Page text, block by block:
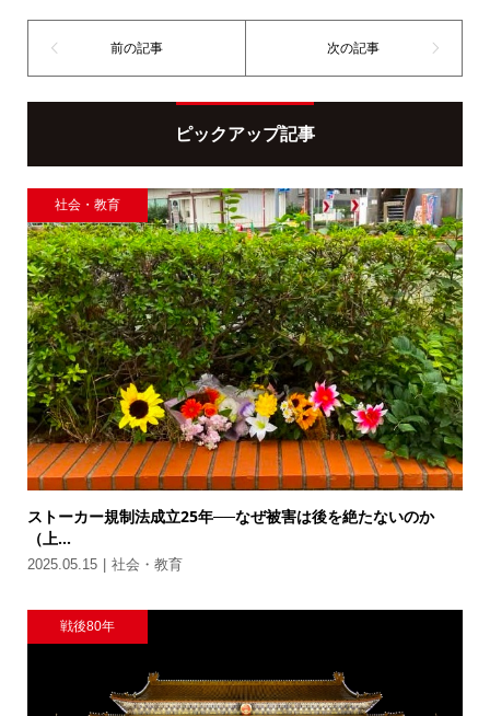
ピックアップ記事
社会・教育
ストーカー規制法成立25年──なぜ被害は後を絶たないのか
（上...
2025.05.15 社会・教育
戦後80年